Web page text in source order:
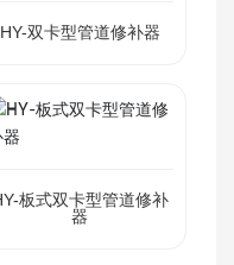
HY-双卡型管道修补器
板式双卡型管道修补
器